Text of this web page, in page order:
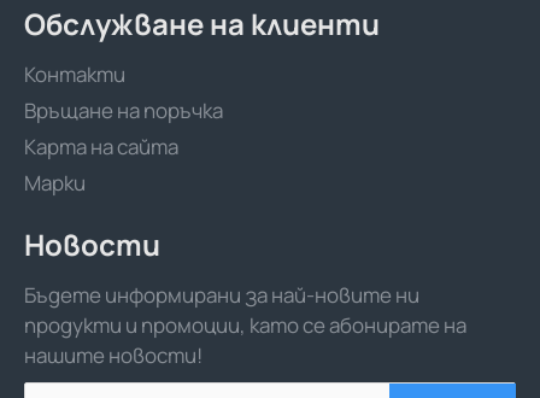
Обслужване на клиенти
Контакти
Връщане на поръчка
Карта на сайта
Марки
Новости
Бъдете информирани за най-новите ни
продукти и промоции, като се абонирате на
нашите новости!